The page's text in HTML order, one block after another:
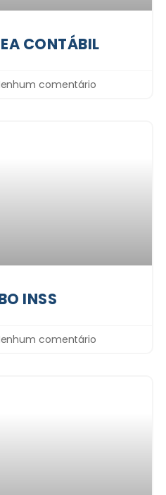
CONTÁBIL
comentário
INSS
comentário